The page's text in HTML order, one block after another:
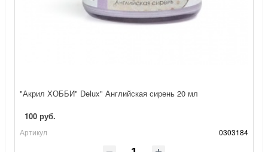
"Акрил ХОББИ" Delux" Английская сирень 20 мл
100 руб.
Артикул 0303184